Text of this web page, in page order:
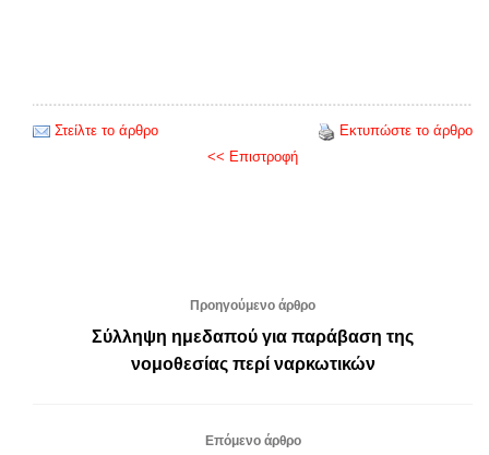
Στείλτε το άρθρο
Εκτυπώστε το άρθρο
<< Επιστροφή
Προηγούμενο άρθρο
Σύλληψη ημεδαπού για παράβαση της
νομοθεσίας περί ναρκωτικών
Επόμενο άρθρο